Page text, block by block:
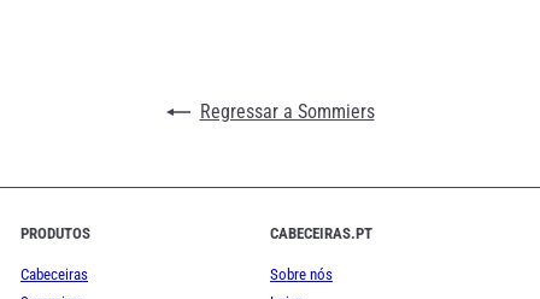
Regressar a Sommiers
PRODUTOS
Cabeceiras
CABECEIRAS.PT
Sobre nós